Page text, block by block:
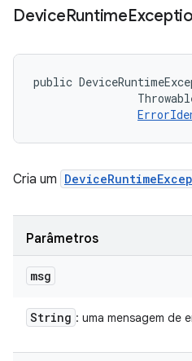
DeviceRuntime
public
Cria um
Parâmetros
msg
String : uma mensagem de